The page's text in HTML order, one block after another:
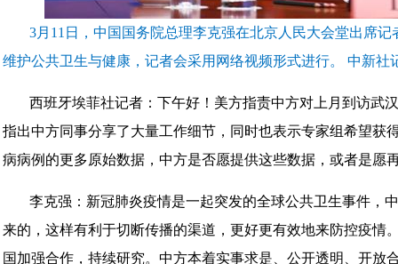
3月11日，中国国务院总理李克强在北京人民大会堂出席
维护公共卫生与健康，记者会采用网络视频形式进行。 中新社
西班牙埃菲社记者：下午好！美方指责中方对上月到访武
指出中方同事分享了大量工作细节，同时也表示专家组希望获
病病例的更多原始数据，中方是否愿提供这些数据，或者是愿
李克强：新冠肺炎疫情是一起突发的全球公共卫生事件，
来的，这样有利于切断传播的渠道，更好更有效地来防控疫情
国加强合作，持续研究。中方本着实事求是、公开透明、开放